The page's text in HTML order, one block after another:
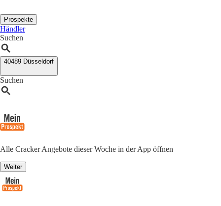
Prospekte
Händler
Suchen
40489 Düsseldorf
Suchen
Alle Cracker Angebote dieser Woche in der App öffnen
Weiter